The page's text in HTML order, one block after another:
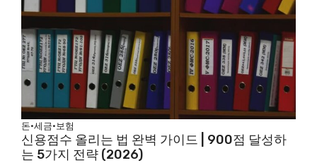
돈·세금·보험
신용점수 올리는 법 완벽 가이드 | 900점 달성하
는 5가지 전략 (2026)